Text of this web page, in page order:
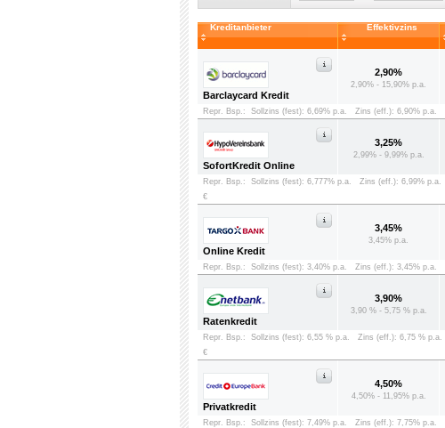
Kreditanbieter Effektivzins
Barclaycard Kredit
2,90%
2,90% - 15,90% p.a.
Repr. Bsp.: Sollzins (fest): 6,69% p.a. Zins (eff.): 6,90% p.a.
SofortKredit Online
3,25%
2,99% - 9,99% p.a.
Repr. Bsp.: Sollzins (fest): 6,777% p.a. Zins (eff.): 6,99% p.a.
€
Online Kredit
3,45%
3,45% p.a.
Repr. Bsp.: Sollzins (fest): 3,40% p.a. Zins (eff.): 3,45% p.a.
Ratenkredit
3,90%
3,90 % - 5,75 % p.a.
Repr. Bsp.: Sollzins (fest): 6,55 % p.a. Zins (eff.): 6,75 % p.a.
€
Privatkredit
4,50%
4,50% - 11,95% p.a.
Repr. Bsp.: Sollzins (fest): 7,49% p.a. Zins (eff.): 7,75% p.a.